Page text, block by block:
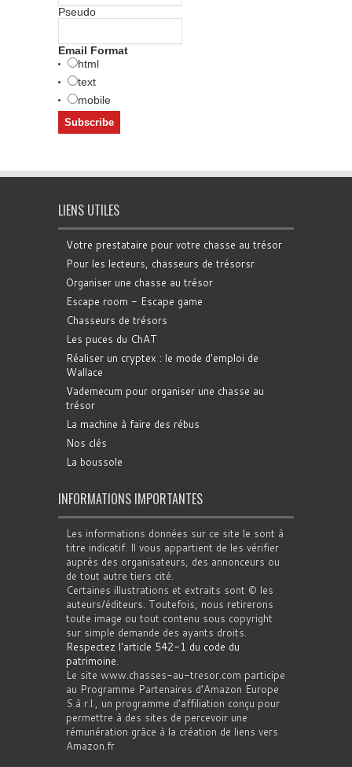
Pseudo
Email Format
html
text
mobile
LIENS UTILES
Votre prestataire pour votre chasse au trésor
Pour les lecteurs, chasseurs de trésorsr
Organiser une chasse au trésor
Escape room - Escape game
Chasseurs de trésors
Les puces du ChAT
Réaliser un cryptex : le mode d'emploi de
Wallace
Vademecum pour organiser une chasse au
trésor
La machine à faire des rébus
Nos clés
La boussole
INFORMATIONS IMPORTANTES
Les informations données sur ce site le sont à
titre indicatif. Il vous appartient de les vérifier
auprès des organisateurs, des annonceurs ou
de tout autre tiers cité.
Certaines illustrations et extraits sont © les
auteurs/éditeurs. Toutefois, nous retirerons
toute image ou tout contenu sous copyright
sur simple demande des ayants droits.
Respectez l'article 542-1 du code du
patrimoine.
Le site www.chasses-au-tresor.com participe
au Programme Partenaires d’Amazon Europe
S.à r.l., un programme d’affiliation conçu pour
permettre à des sites de percevoir une
rémunération grâce à la création de liens vers
Amazon.fr